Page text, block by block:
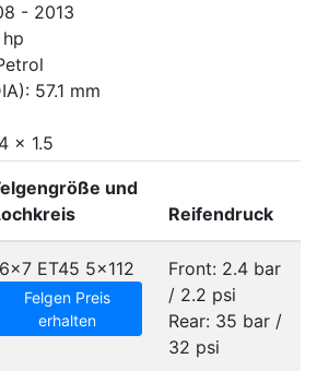
- 2013
57.1 mm
x 1.5
und
Reifendruck
ET45 5x112
Felgen Preis
erhalten
Front: 2.4 bar
/ 2.2 psi
Rear: 35 bar /
32 psi